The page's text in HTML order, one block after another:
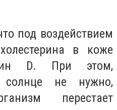
под воздействием
в коже
D. При этом,
солнце не нужно,
перестает